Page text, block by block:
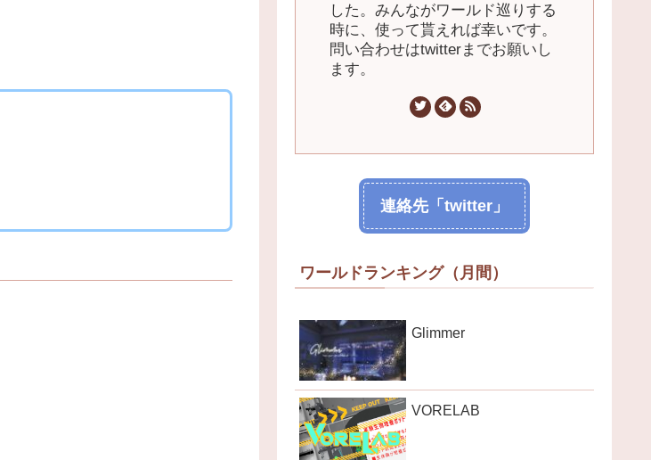
した。みんながワールド巡りする
時に、使って貰えれば幸いです。
問い合わせはtwitterまでお願いし
ます。
連絡先「twitter」
ワールドランキング（月間）
Glimmer
VORELAB